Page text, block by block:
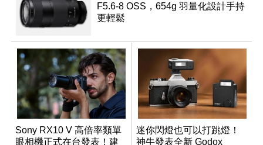
F5.6-8 OSS，654g 羽量化設計手持
更輕鬆
Sony RX10 V 高倍率類單
眼相機正式在台發表！建
迷你閃燈也可以打跳燈！
神牛發表全新 Godox